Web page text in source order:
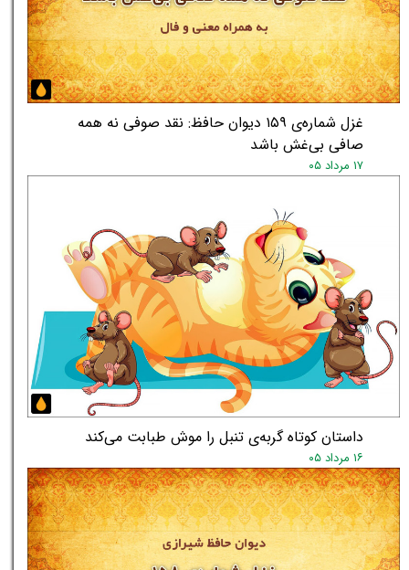
غزل شماره‌ی ۱۵۹ دیوان حافظ: نقد صوفی نه همه
صافی بی‌غش باشد
۱۷ مرداد ۰۵
داستان کوتاه گربه‌ی تنبل را موش طبابت می‌کند
۱۶ مرداد ۰۵